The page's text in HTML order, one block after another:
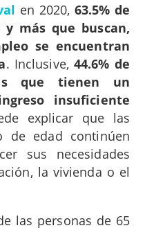
en 2020, 63.5% de
más que buscan,
se encuentran
. Inclusive,44.6% de
que tienen un
insuficiente
explicar que las
de edad continúen
sus necesidades
la vivienda o el
las personas de 65